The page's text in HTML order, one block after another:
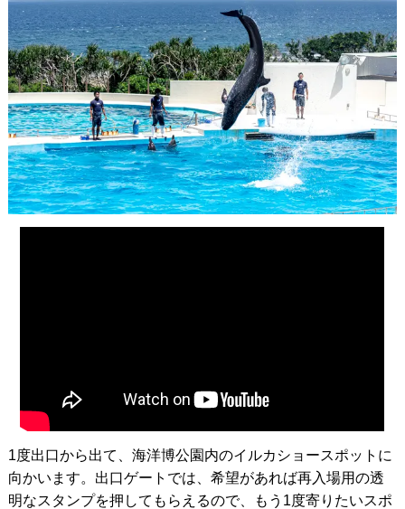
1度出口から出て、海洋博公園内のイルカショースポットに
向かいます。出口ゲートでは、希望があれば再入場用の透
明なスタンプを押してもらえるので、もう1度寄りたいスポ